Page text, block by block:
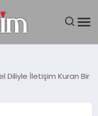
Diliyle İletişim Kuran Bir